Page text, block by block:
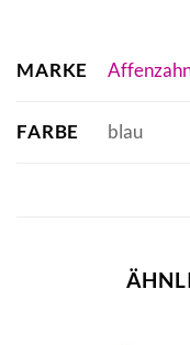
MARKE
FARBE blau